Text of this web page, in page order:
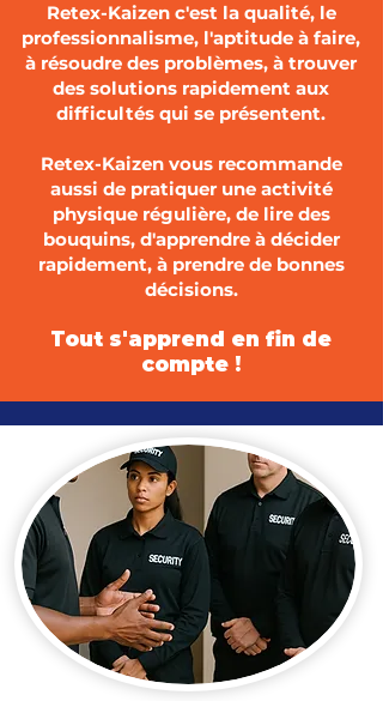
Retex-Kaizen c'est la qualité, le
professionnalisme, l'aptitude à faire,
à résoudre des problèmes, à trouver
des solutions rapidement aux
difficultés qui se présentent.
Retex-Kaizen vous recommande
aussi de pratiquer une activité
physique régulière, de lire des
bouquins, d'apprendre à décider
rapidement, à prendre de bonnes
décisions.
Tout s'apprend en fin de
compte !